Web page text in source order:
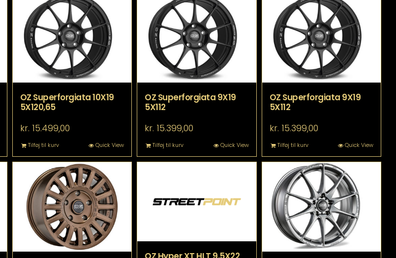
OZ Superforgiata 10X19
5X120,65
kr. 15.499,00
Tilføj til kurv Quick View
OZ Superforgiata 9X19
5X112
kr. 15.399,00
Tilføj til kurv Quick View
OZ Superforgiata 9X19
5X112
kr. 15.399,00
Tilføj til kurv Quick View